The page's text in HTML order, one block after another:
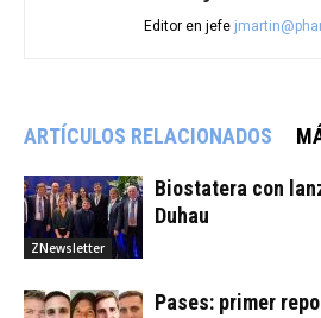
Editor en jefe
ARTÍCULOS RELACIONADOS
ZNewsletter
Biostatera con
Duhau
Pases: primer